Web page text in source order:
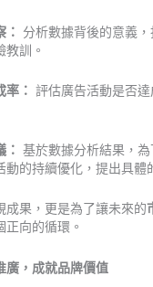
：
分析數據背後的意義
教訓。
率： 評估廣告活動是否
： 基於數據分析結果，
動的持續優化，提出具體
成果，更是為了讓未來的
正向的循環。
廣，成就品牌價值